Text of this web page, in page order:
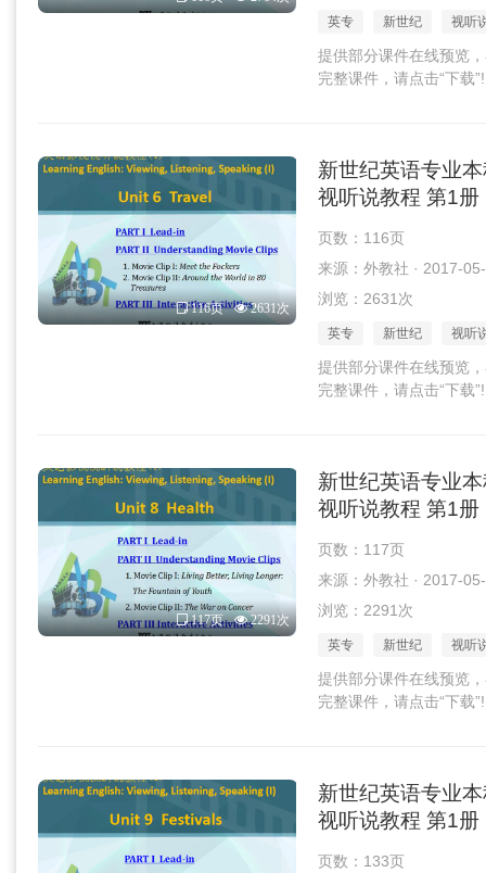
英专 新世纪 视听
提供部分课件在线预览
完整课件，请点击“下载”!
116页 2631次
新世纪英语专业
视听说教程 第1
页数：116页
来源：外教社 · 2017-
浏览：2631次
英专 新世纪 视听
提供部分课件在线预览
完整课件，请点击“下载”!
117页 2291次
新世纪英语专业
视听说教程 第1
页数：117页
来源：外教社 · 2017-
浏览：2291次
英专 新世纪 视听
提供部分课件在线预览
完整课件，请点击“下载”!
新世纪英语专业
视听说教程 第1
页数：133页